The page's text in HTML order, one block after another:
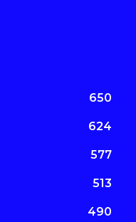
650
624
577
513
490